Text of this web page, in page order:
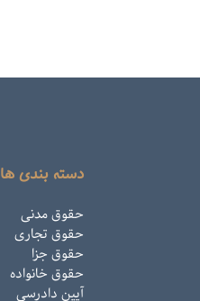
دسته بندی ها
حقوق مدنی
حقوق تجاری
حقوق جزا
حقوق خانواده
آیین دادرسی